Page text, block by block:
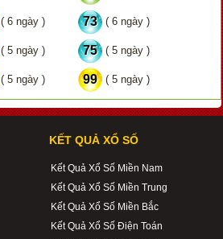
( 6 ngày ) 73 ( 6 ngày )
( 5 ngày ) 75 ( 5 ngày )
( 5 ngày ) 99 ( 5 ngày )
KẾT QUẢ XỔ SỐ
Kết Quả Xổ Số Miền Nam
Kết Quả Xổ Số Miền Trung
Kết Quả Xổ Số Miền Bắc
Kết Quả Xổ Số Điện Toán